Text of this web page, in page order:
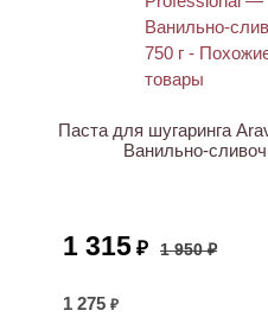
Паста для шугаринга
Ванильно-
1 315 ₽ 1 950 ₽
1 275 ₽